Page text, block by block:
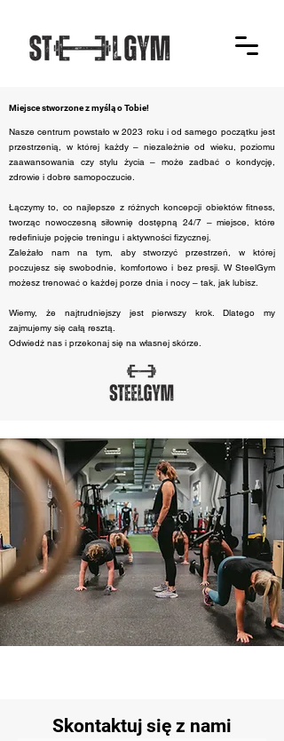
Miejsce stworzone z myślą o Tobie!
Nasze centrum powstało w 2023 roku i od samego początku jest
przestrzenią, w której każdy – niezależnie od wieku, poziomu
zaawansowania czy stylu życia – może zadbać o kondycję,
zdrowie i dobre samopoczucie.
Łączymy to, co najlepsze z różnych koncepcji obiektów fitness,
tworząc nowoczesną siłownię dostępną 24/7 – miejsce, które
redefiniuje pojęcie treningu i aktywności fizycznej.
Zależało nam na tym, aby stworzyć przestrzeń, w której
poczujesz się swobodnie, komfortowo i bez presji. W SteelGym
możesz trenować o każdej porze dnia i nocy – tak, jak lubisz.
Wiemy, że najtrudniejszy jest pierwszy krok. Dlatego my
zajmujemy się całą resztą.
Odwiedź nas i przekonaj się na własnej skórze.
Skontaktuj się z nami